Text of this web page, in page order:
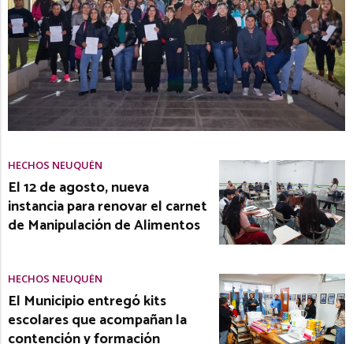
HECHOS NEUQUÉN
El 12 de agosto, nueva
instancia para renovar el carnet
de Manipulación de Alimentos
HECHOS NEUQUÉN
El Municipio entregó kits
escolares que acompañan la
contención y formación